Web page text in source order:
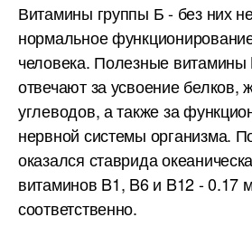
Витамины группы Б - без них
нормальное
человека. Полезные витамины
отвечают за усвоение белков,
углеводов, а также за
нервной системы организма.
оказался ставрида
витаминов B1, B6 и B12 - 0.17
соответственно.